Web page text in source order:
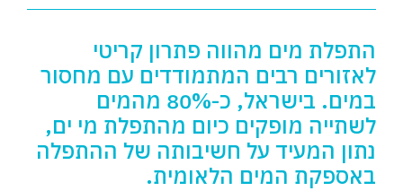
התפלת מים מהווה פתרון קריטי
לאזורים רבים המתמודדים עם מחסור
במים. בישראל, כ-80% מהמים
לשתייה מופקים כיום מהתפלת מי ים,
נתון המעיד על חשיבותה של ההתפלה
באספקת המים הלאומית.